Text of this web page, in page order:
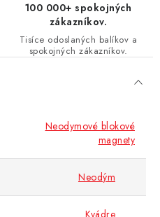
100 000+ spokojných
zákazníkov.
Tisíce odoslaných balíkov a
spokojných zákazníkov.
Neodymové blokové
magnety
Neodým